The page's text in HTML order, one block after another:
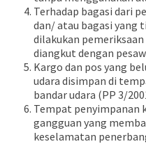
Terhadap bagasi dari
dan/ atau bagasi yang
dilakukan
diangkut dengan
Kargo dan pos yang
udara disimpan di
bandar udara (PP 3/
Tempat penyimpanan
gangguan yang
keselamatan